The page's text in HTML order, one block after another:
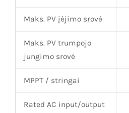
Maks. PV įėjimo srovė
Maks. PV trumpojo
jungimo srovė
MPPT / stringai
Rated AC input/output